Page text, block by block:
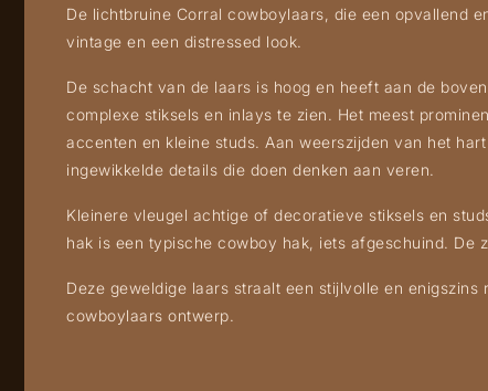
De lichtbruine Corral cowboylaars, die een opvallend
vintage en een distressed look.
De schacht van de laars is hoog en heeft aan de
complexe stiksels en inlays te zien. Het meest
accenten en kleine studs. Aan weerszijden van het
ingewikkelde details die doen denken aan veren.
Kleinere vleugel achtige of decoratieve stiksels en
hak is een typische cowboy hak, iets afgeschuind. De
Deze geweldige laars straalt een stijlvolle en
cowboylaars ontwerp.